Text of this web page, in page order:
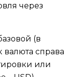
через
(в
валюта справа
или